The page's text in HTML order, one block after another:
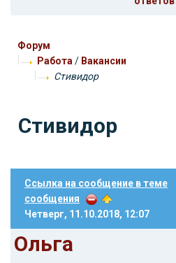
Форум
Работа / Вакансии
Стивидор
Стивидор
Ссылка на сообщение в теме
сообщения
Четверг, 11.10.2018, 12:07
Ольга